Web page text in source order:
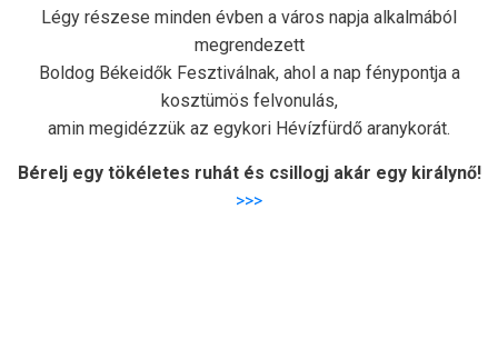
Légy részese minden évben a város napja alkalmából
megrendezett
Boldog Békeidők Fesztiválnak, ahol a nap fénypontja a
kosztümös felvonulás,
amin megidézzük az egykori Hévízfürdő aranykorát.
Bérelj egy tökéletes ruhát és csillogj akár egy királynő!
>>>